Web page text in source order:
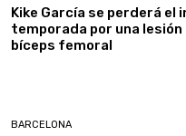
Kike García se perderá el
temporada por una lesión
bíceps femoral
BARCELONA